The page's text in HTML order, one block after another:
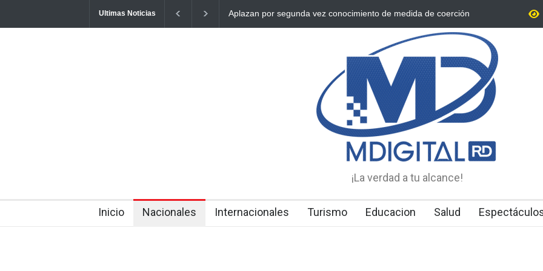
Ultimas Noticias
Apresan en Higuey a "Satanás", por su presunta vinculación al
Condenan
y lavado
¡La verdad a tu alcance!
Inicio Nacionales Internacionales Turismo Educacion Salud